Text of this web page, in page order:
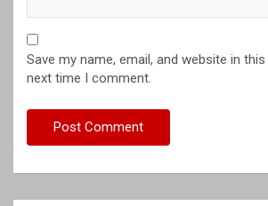
Save my name, email, and website in
next time I comment.